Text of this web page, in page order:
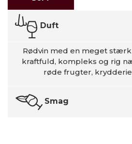
Duft
Rødvin med en meget stærk
kraftfuld, kompleks og rig
røde frugter,
Smag